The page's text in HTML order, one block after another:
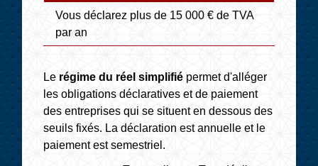
Vous déclarez plus de 15 000 € de TVA
par an
Le régime du réel simplifié permet d'alléger
les obligations déclaratives et de paiement
des entreprises qui se situent en dessous des
seuils fixés. La déclaration est annuelle et le
paiement est semestriel.